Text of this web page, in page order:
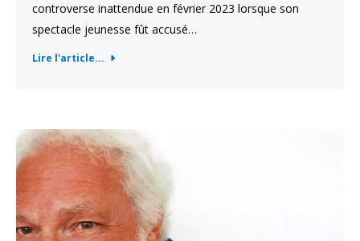
controverse inattendue en février 2023 lorsque son
spectacle jeunesse fût accusé…
Lire l'article...